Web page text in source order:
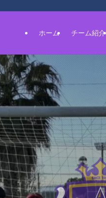
ホーム チーム紹介